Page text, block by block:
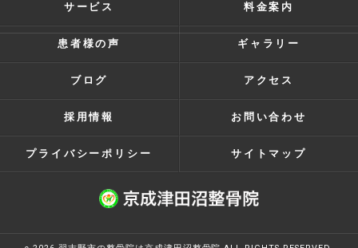
サービス 料金案内
患者様の声 ギャラリー
ブログ アクセス
採用情報 お問い合わせ
プライバシーポリシー サイトマップ